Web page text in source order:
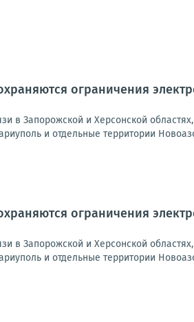
ограничения
в Запорожской и Херсонской
и отдельные территории
ограничения
в Запорожской и Херсонской
и отдельные территории